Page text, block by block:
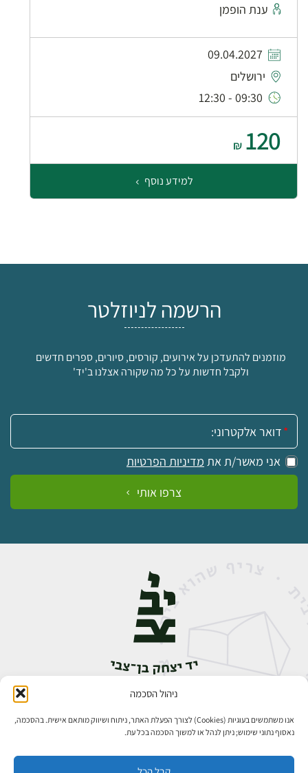
ניהול הסכמה
אנו משתמשים בעוגיות (Cookies) לצורך הפעלת האתר, ניתוח ושיווק מותאם אישית. בהסכמה,
נאסוף נתוני שימוש; ניתן לנהל או למשוך הסכמה בכל עת.
ענת הופמן
09.04.2027
ירושלים
09:30 - 12:30
120
₪
למידע נוסף
הרשמה לניוזלטר
מוזמנים להתעדכן על אירועים, קורסים, סיורים, ספרים חדשים
ולקבל חדשות על כל מה שקורה אצלנו ב'יד'
אימייל:
אני מאשר/ת את מדיניות הפרטיות
צרפו אותי
אבן גבירול 14, רחביה, ירושלים